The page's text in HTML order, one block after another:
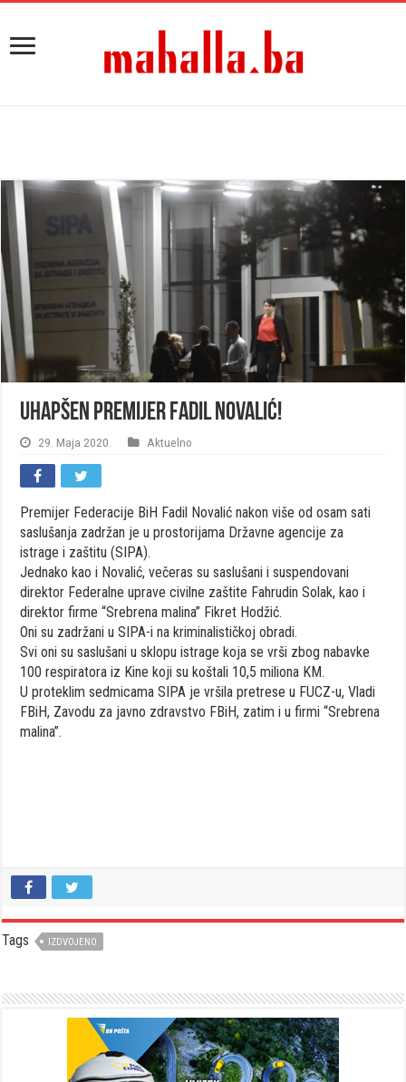
Uhapšen premijer Fadil Novalić!
29. Maja 2020. Aktuelno
Premijer Federacije BiH Fadil Novalić nakon više od osam sati
saslušanja zadržan je u prostorijama Državne agencije za
istrage i zaštitu (SIPA).
Jednako kao i Novalić, večeras su saslušani i suspendovani
direktor Federalne uprave civilne zaštite Fahrudin Solak, kao i
direktor firme “Srebrena malina” Fikret Hodžić.
Oni su zadržani u SIPA-i na kriminalističkoj obradi.
Svi oni su saslušani u sklopu istrage koja se vrši zbog nabavke
100 respiratora iz Kine koji su koštali 10,5 miliona KM.
U proteklim sedmicama SIPA je vršila pretrese u FUCZ-u, Vladi
FBiH, Zavodu za javno zdravstvo FBiH, zatim i u firmi “Srebrena
malina”.
Tags IZDVOJENO